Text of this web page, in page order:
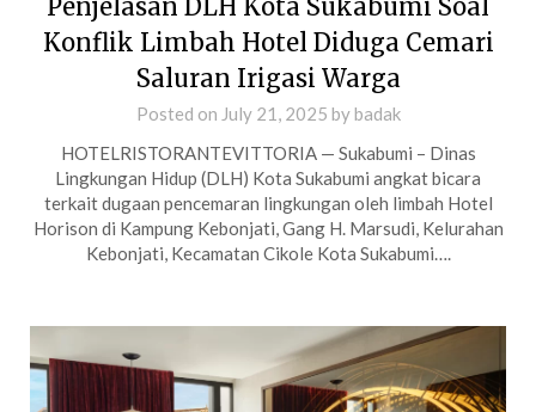
Penjelasan DLH Kota Sukabumi Soal
Konflik Limbah Hotel Diduga Cemari
Saluran Irigasi Warga
Posted on July 21, 2025 bybadak
HOTELRISTORANTEVITTORIA — Sukabumi – Dinas
Lingkungan Hidup (DLH) Kota Sukabumi angkat bicara
terkait dugaan pencemaran lingkungan oleh limbah Hotel
Horison di Kampung Kebonjati, Gang H. Marsudi, Kelurahan
Kebonjati, Kecamatan Cikole Kota Sukabumi….